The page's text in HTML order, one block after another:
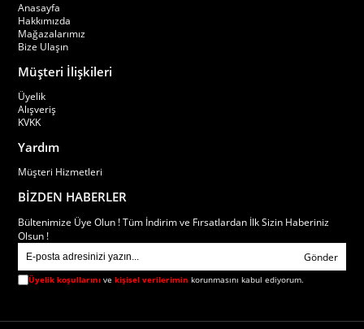
Anasayfa
Hakkımızda
Mağazalarımız
Bize Ulaşın
Müşteri İlişkileri
Üyelik
Alışveriş
KVKK
Yardım
Müşteri Hizmetleri
BİZDEN HABERLER
Bültenimize Üye Olun ! Tüm İndirim ve Fırsatlardan İlk Sizin Haberiniz
Olsun !
Gönder
Üyelik koşullarını vekişisel verilerimin korunmasını kabul ediyorum.